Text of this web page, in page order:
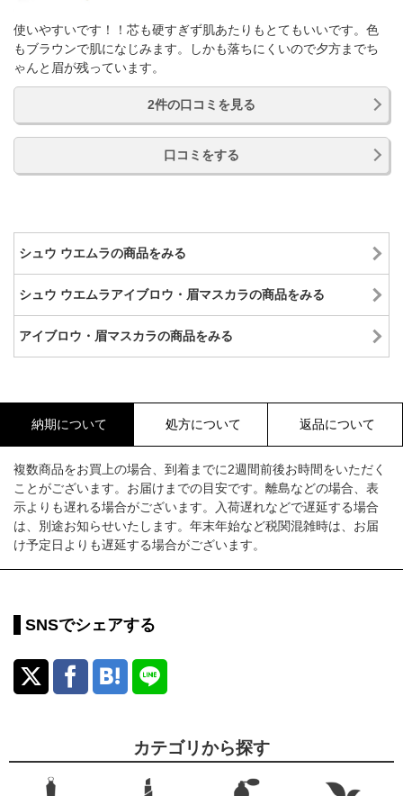
使いやすいです！！芯も硬すぎず肌あたりもとてもいいです。色
もブラウンで肌になじみます。しかも落ちにくいので夕方までち
ゃんと眉が残っています。
2件の口コミを見る
口コミをする
シュウ ウエムラの商品をみる
シュウ ウエムラアイブロウ・眉マスカラの商品をみる
アイブロウ・眉マスカラの商品をみる
納期について 処方について 返品について
複数商品をお買上の場合、到着までに2週間前後お時間をいただく
ことがございます。お届けまでの目安です。離島などの場合、表
示よりも遅れる場合がございます。入荷遅れなどで遅延する場合
は、別途お知らせいたします。年末年始など税関混雑時は、お届
け予定日よりも遅延する場合がございます。
SNSでシェアする
カテゴリから探す